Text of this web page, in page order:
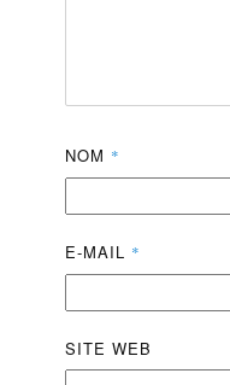
NOM *
E-MAIL *
SITE WEB